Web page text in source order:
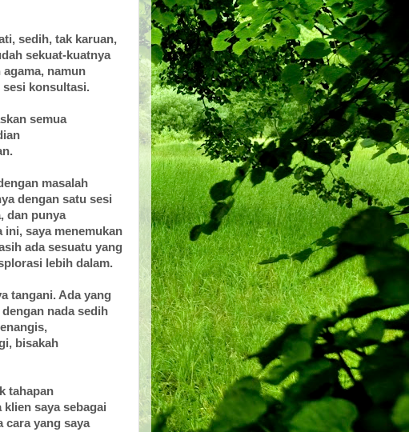
sedih, tak karuan,
sekuat-kuatnya
namun
sesi konsultasi.
semua
masalah
dengan satu sesi
dan punya
ini, saya menemukan
ada sesuatu yang
lebih dalam.
tangani. Ada yang
nada sedih
bisakah
tahapan
saya sebagai
cara yang saya